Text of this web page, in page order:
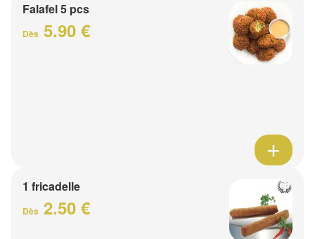
Falafel 5 pcs
Dès 5.90 €
1 fricadelle
Dès 2.50 €